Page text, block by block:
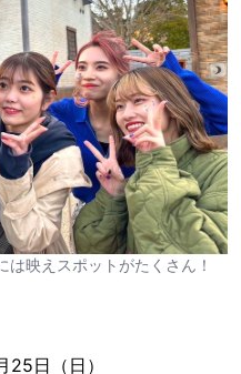
映えスポットがたくさん！
日（日）